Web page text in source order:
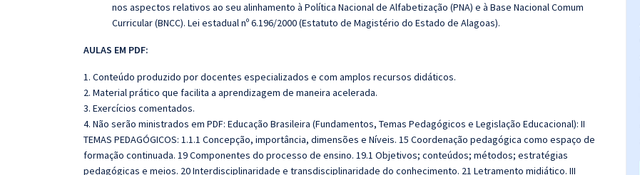
nos aspectos relativos ao seu alinhamento à Política Nacional de Alfabetização (PNA) e à Base Nacional Comum
Curricular (BNCC). Lei estadual nº 6.196/2000 (Estatuto de Magistério do Estado de Alagoas).
AULAS EM PDF:
1. Conteúdo produzido por docentes especializados e com amplos recursos didáticos.
2. Material prático que facilita a aprendizagem de maneira acelerada.
3. Exercícios comentados.
4. Não serão ministrados em PDF: Educação Brasileira (Fundamentos, Temas Pedagógicos e Legislação Educacional): II
TEMAS PEDAGÓGICOS: 1.1.1 Concepção, importância, dimensões e Níveis. 15 Coordenação pedagógica como espaço de
formação continuada. 19 Componentes do processo de ensino. 19.1 Objetivos; conteúdos; métodos; estratégias
pedagógicas e meios. 20 Interdisciplinaridade e transdisciplinaridade do conhecimento. 21 Letramento midiático. III